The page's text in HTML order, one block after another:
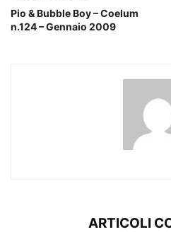
Pio & Bubble Boy – Coelum
n.124 – Gennaio 2009
ARTICOLI